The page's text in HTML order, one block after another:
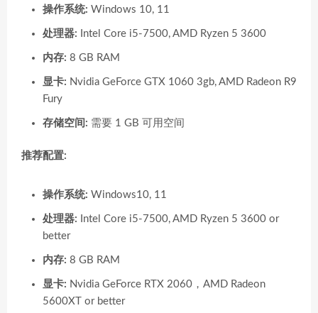
操作系统: Windows 10, 11
处理器: Intel Core i5-7500, AMD Ryzen 5 3600
内存: 8 GB RAM
显卡: Nvidia GeForce GTX 1060 3gb, AMD Radeon R9
Fury
存储空间: 需要 1 GB 可用空间
推荐配置:
操作系统: Windows10, 11
处理器: Intel Core i5-7500, AMD Ryzen 5 3600 or
better
内存: 8 GB RAM
显卡: Nvidia GeForce RTX 2060，AMD Radeon
5600XT or better